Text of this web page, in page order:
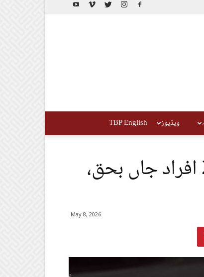
ویڈیوز TBP English
بلوچستان: ٹریفک حادثات: 22 افراد جاں بحق،
May 8, 2026